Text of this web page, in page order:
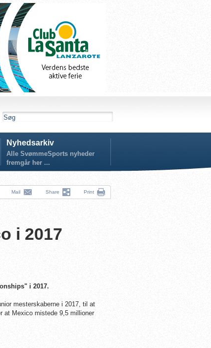
Nyhedsarkiv
Alle SvømmeSports nyheder
fremgår her ...
Mail Share Print
i 2017
" i 2017.
mesterskaberne i 2017, til at
at Mexico mistede 9,5 millioner